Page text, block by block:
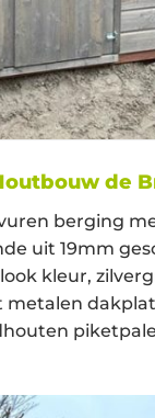
de
berging
uit 19mm
kleur,